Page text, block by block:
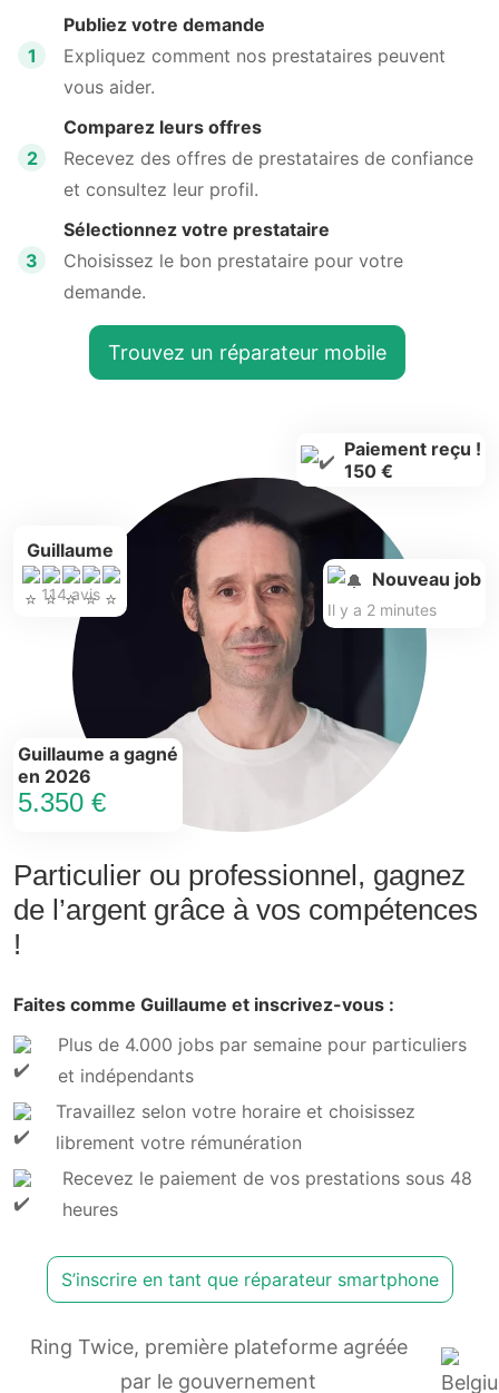
1
Publiez votre demande
Expliquez comment nos prestataires peuvent
vous aider.
2
Comparez leurs offres
Recevez des offres de prestataires de confiance
et consultez leur profil.
3
Sélectionnez votre prestataire
Choisissez le bon prestataire pour votre
demande.
Trouvez un réparateur mobile
Particulier ou professionnel, gagnez
de l’argent grâce à vos compétences
!
Faites comme Guillaume et inscrivez-vous :
Plus de 4.000 jobs par semaine pour particuliers
et indépendants
Travaillez selon votre horaire et choisissez
librement votre rémunération
Recevez le paiement de vos prestations sous 48
heures
S’inscrire en tant que réparateur smartphone
Guillaume
114 avis
Guillaume a gagné
en 2026
5.350 €
Paiement reçu !
150 €
Nouveau job
Il y a 2 minutes
Ring Twice, première plateforme agréée
par le gouvernement